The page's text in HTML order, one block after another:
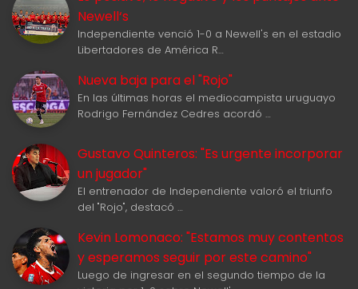
Newell‘s
Independiente venció 1-0 a Newell's en el estadio
Libertadores de América R…
Nueva baja para el "Rojo"
En las últimas horas el mediocampista uruguayo
Rodrigo Fernández Cedres acordó …
Gustavo Quinteros: "Es urgente incorporar
un jugador"
El entrenador de Independiente valoró el triunfo
del "Rojo", destacó …
Kevin Lomonaco: "Estamos muy contentos
y esperamos seguir por este camino"
Luego de ingresar en el segundo tiempo de la